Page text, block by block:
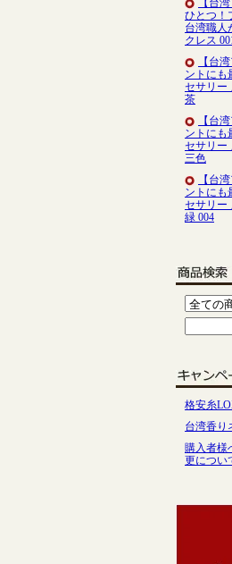
【台
ひとつ！
台湾職人
クレス
【台
ントにも
セサリー
茶
【台
ントにも
セサリー
三色
【台
ントにも
セサリー
緑 004
格安糸
台湾香り
購入者様
更につい